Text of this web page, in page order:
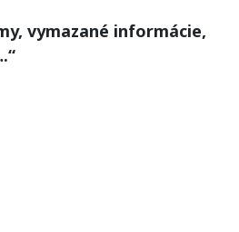
vymazané informácie,